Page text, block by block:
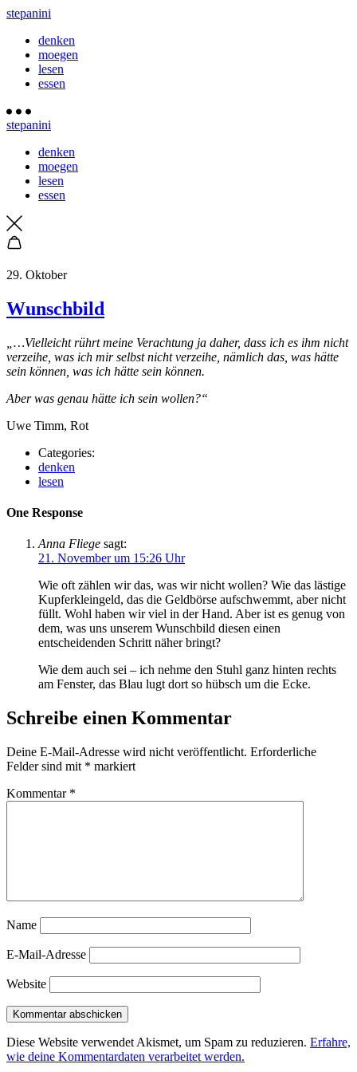
stepanini
denken
moegen
lesen
essen
stepanini
denken
moegen
lesen
essen
29. Oktober
Wunschbild
„…Vielleicht rührt meine Verachtung ja daher, dass ich es ihm nicht
verzeihe, was ich mir selbst nicht verzeihe, nämlich das, was hätte
sein können, was ich hätte sein können.
Aber was genau hätte ich sein wollen?“
Uwe Timm, Rot
Categories:
denken
lesen
One Response
Anna Fliege sagt:
21. November um 15:26 Uhr
Wie oft zählen wir das, was wir nicht wollen? Wie das lästige
Kupferkleingeld, das die Geldbörse aufschwemmt, aber nicht
füllt. Wohl haben wir viel in der Hand. Aber ist es genug von
dem, was uns unserem Wunschbild diesen einen
entscheidenden Schritt näher bringt?
Wie dem auch sei – ich nehme den Stuhl ganz hinten rechts
am Fenster, das Blau lugt dort so hübsch um die Ecke.
Schreibe einen Kommentar
Deine E-Mail-Adresse wird nicht veröffentlicht. Erforderliche
Felder sind mit * markiert
Kommentar *
Name
E-Mail-Adresse
Website
Diese Website verwendet Akismet, um Spam zu reduzieren. Erfahre,
wie deine Kommentardaten verarbeitet werden.